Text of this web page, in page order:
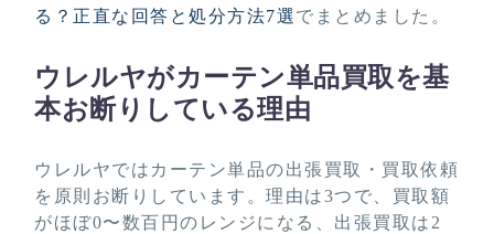
る？正直な回答と処分方法7選でまとめました。
ウレルヤがカーテン単品買取を基
本お断りしている理由
ウレルヤではカーテン単品の出張買取・買取依頼
を原則お断りしています。理由は3つで、買取額
がほぼ0〜数百円のレンジになる、出張買取は2